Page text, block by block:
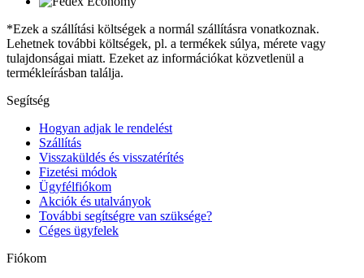
*Ezek a szállítási költségek a normál szállításra vonatkoznak.
Lehetnek további költségek, pl. a termékek súlya, mérete vagy
tulajdonságai miatt. Ezeket az információkat közvetlenül a
termékleírásban találja.
Segítség
Hogyan adjak le rendelést
Szállítás
Visszaküldés és visszatérítés
Fizetési módok
Ügyfélfiókom
Akciók és utalványok
További segítségre van szüksége?
Céges ügyfelek
Fiókom